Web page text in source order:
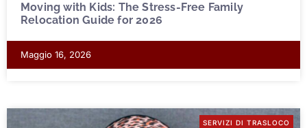
Moving with Kids: The Stress-Free Family
Relocation Guide for 2026
Maggio 16, 2026
SERVIZI DI TRASLOCO